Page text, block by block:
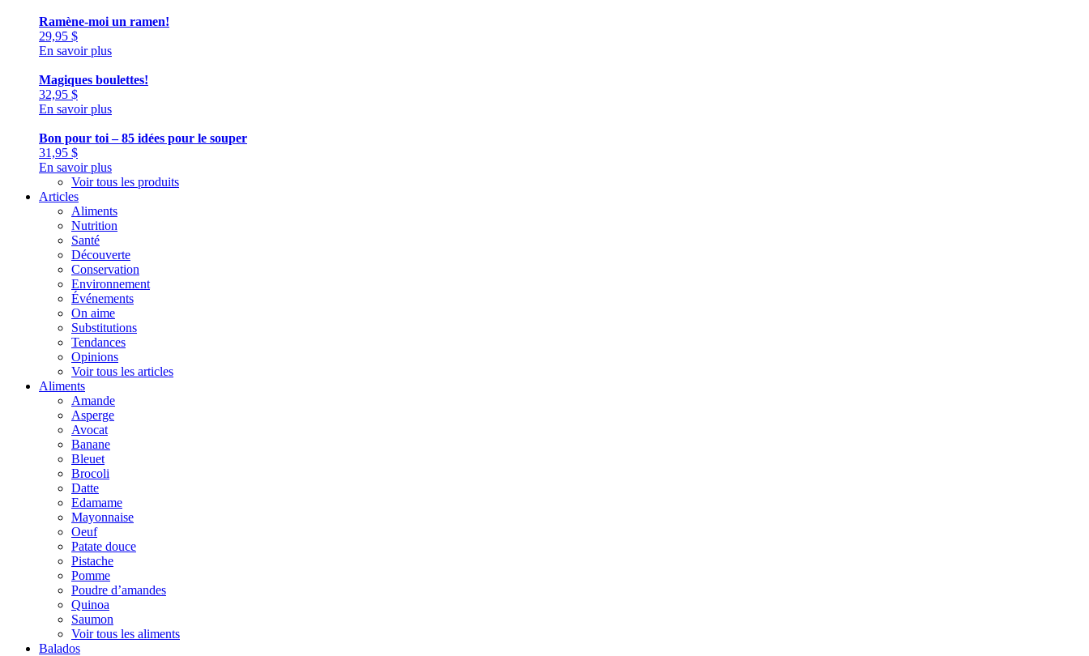
Ramène-moi un ramen!
29,95 $
En savoir plus
Magiques boulettes!
32,95 $
En savoir plus
Bon pour toi – 85 idées pour le souper
31,95 $
En savoir plus
Voir tous les produits
Articles
Aliments
Nutrition
Santé
Découverte
Conservation
Environnement
Événements
On aime
Substitutions
Tendances
Opinions
Voir tous les articles
Aliments
Amande
Asperge
Avocat
Banane
Bleuet
Brocoli
Datte
Edamame
Mayonnaise
Oeuf
Patate douce
Pistache
Pomme
Poudre d’amandes
Quinoa
Saumon
Voir tous les aliments
Balados